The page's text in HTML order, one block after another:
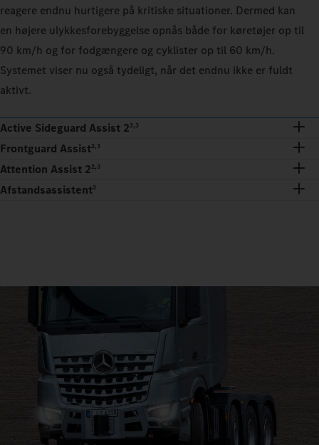
reagere endnu hurtigere på kritiske situationer. Dermed kan
en højere ulykkesforebyggelse opnås både for køretøjer op til
90 km/h og for fodgængere og cyklister op til 60 km/h.
Systemet viser nu også tydeligt, når det endnu ikke er fuldt
aktivt.
Active Sideguard Assist 22,3
Frontguard Assist2,3
Attention Assist 22,3
Afstandsassistent2